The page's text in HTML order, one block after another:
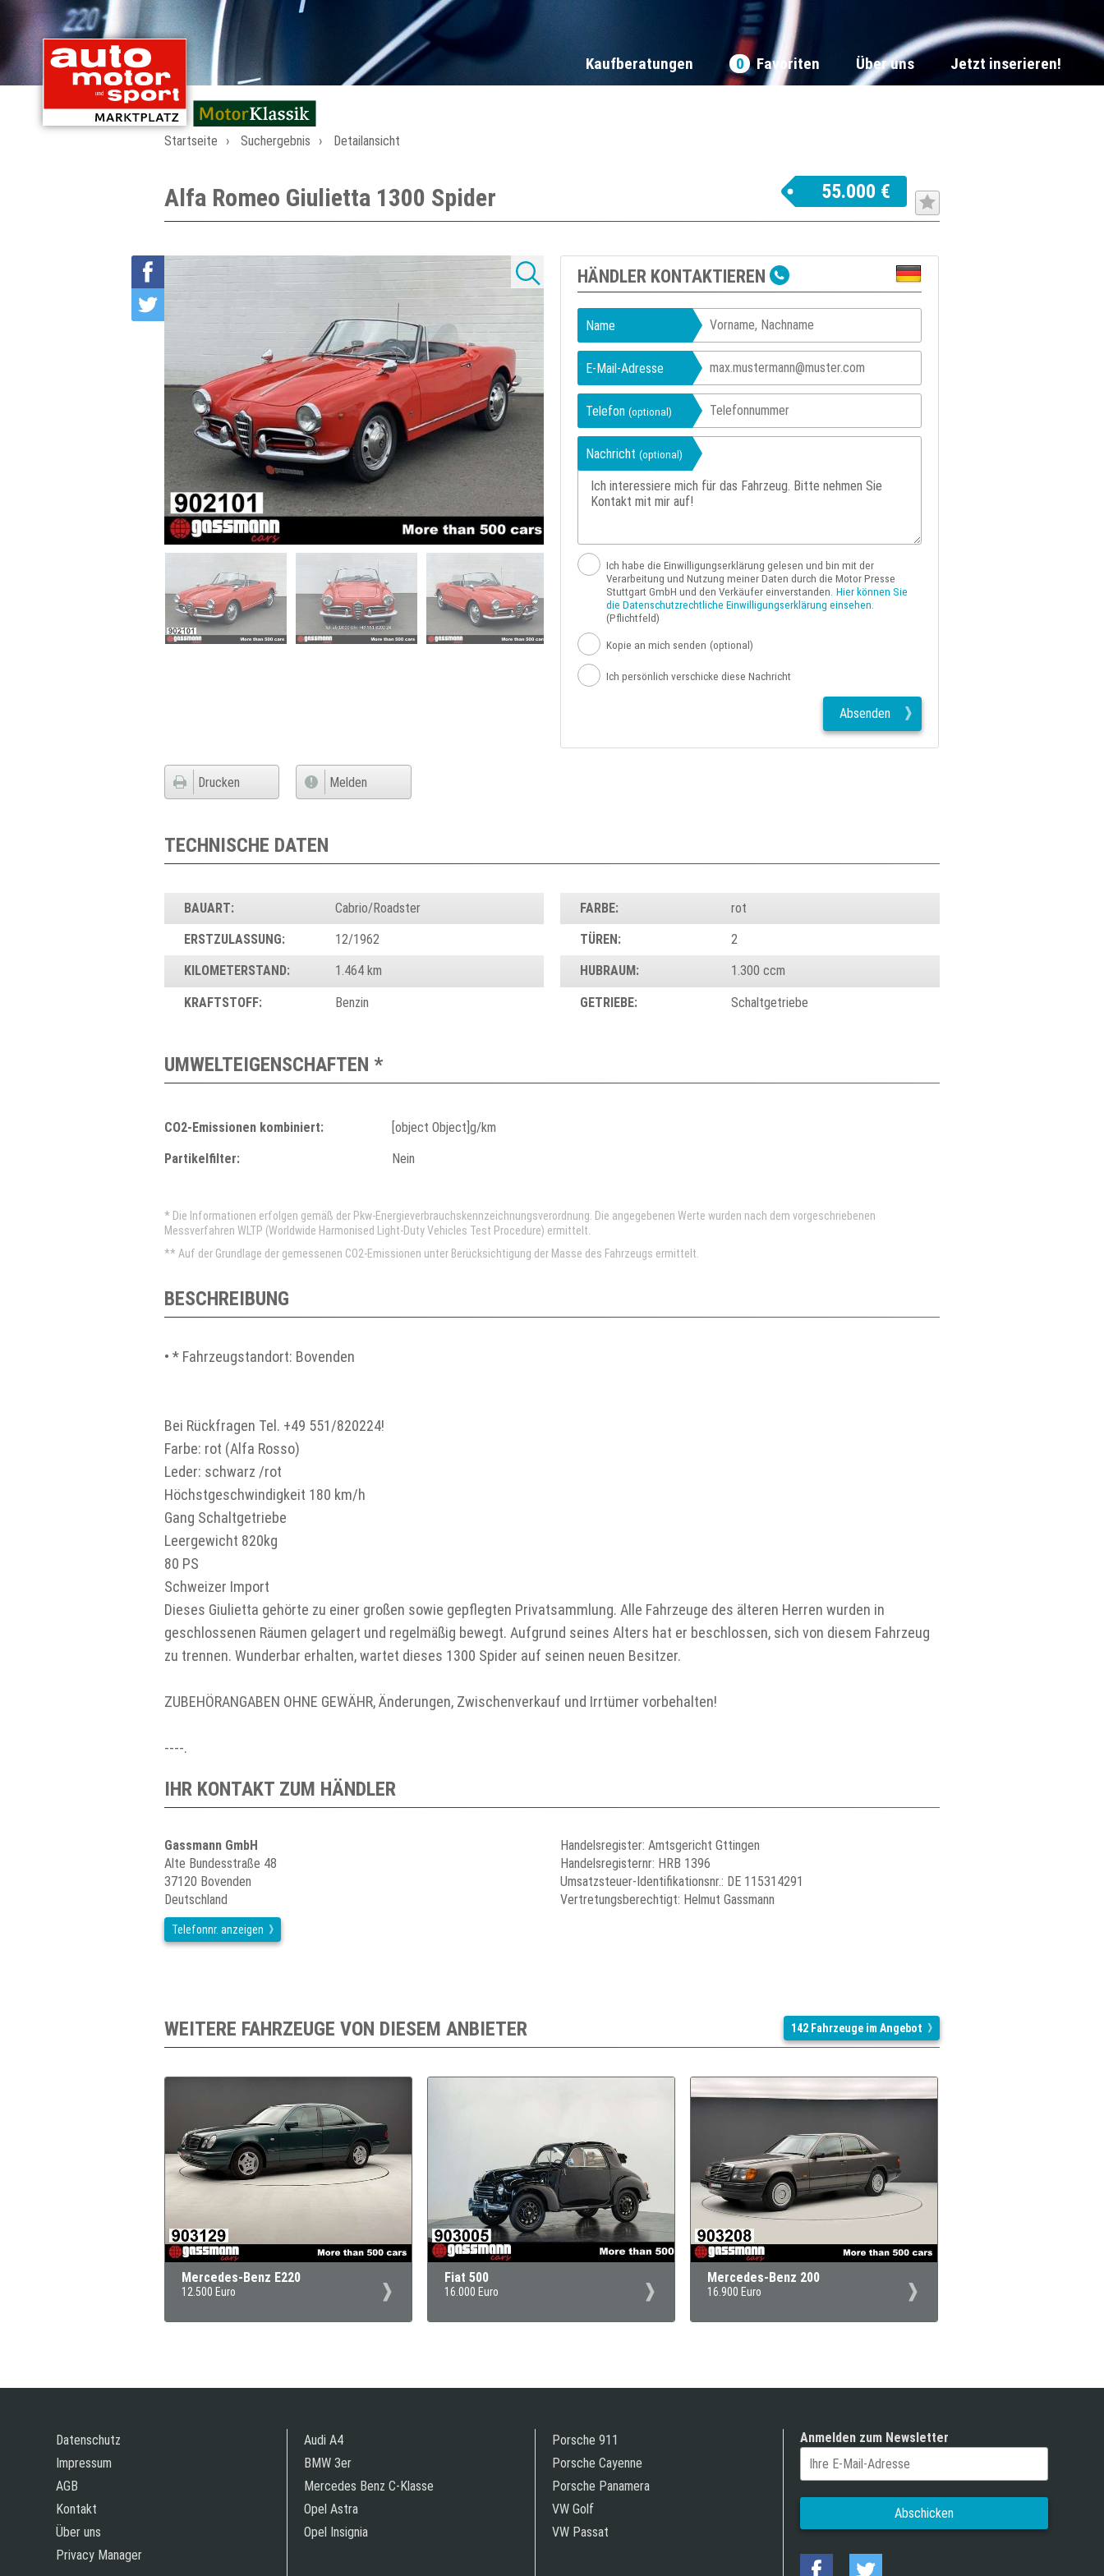
Kaufberatungen 0 Favoriten Über uns Jetzt inserieren!
Startseite Suchergebnis Detailansicht
Alfa Romeo Giulietta 1300 Spider 55.000 €
HÄNDLER KONTAKTIEREN
Name
E-Mail-Adresse
Telefon (optional)
Nachricht (optional)
Ich habe die Einwilligungserklärung gelesen und bin mit der
Verarbeitung und Nutzung meiner Daten durch die Motor Presse
Stuttgart GmbH und den Verkäufer einverstanden. Hier können Sie
die Datenschutzrechtliche Einwilligungserklärung einsehen.
(Pflichtfeld)
Kopie an mich senden (optional)
Ich persönlich verschicke diese Nachricht
Absenden
Drucken Melden
TECHNISCHE DATEN
BAUART: Cabrio/Roadster FARBE: rot
ERSTZULASSUNG: 12/1962 TÜREN: 2
KILOMETERSTAND: 1.464 km HUBRAUM: 1.300 ccm
KRAFTSTOFF: Benzin GETRIEBE: Schaltgetriebe
UMWELTEIGENSCHAFTEN *
CO2-Emissionen kombiniert: [object Object]g/km
Partikelfilter: Nein
* Die Informationen erfolgen gemäß der Pkw-Energieverbrauchskennzeichnungsverordnung. Die angegebenen Werte wurden nach dem vorgeschriebenen
Messverfahren WLTP (Worldwide Harmonised Light-Duty Vehicles Test Procedure) ermittelt.
** Auf der Grundlage der gemessenen CO2-Emissionen unter Berücksichtigung der Masse des Fahrzeugs ermittelt.
BESCHREIBUNG
• * Fahrzeugstandort: Bovenden
Bei Rückfragen Tel. +49 551/820224!
Farbe: rot (Alfa Rosso)
Leder: schwarz /rot
Höchstgeschwindigkeit 180 km/h
Gang Schaltgetriebe
Leergewicht 820kg
80 PS
Schweizer Import
Dieses Giulietta gehörte zu einer großen sowie gepflegten Privatsammlung. Alle Fahrzeuge des älteren Herren wurden in
geschlossenen Räumen gelagert und regelmäßig bewegt. Aufgrund seines Alters hat er beschlossen, sich von diesem Fahrzeug
zu trennen. Wunderbar erhalten, wartet dieses 1300 Spider auf seinen neuen Besitzer.
ZUBEHÖRANGABEN OHNE GEWÄHR, Änderungen, Zwischenverkauf und Irrtümer vorbehalten!
----.
IHR KONTAKT ZUM HÄNDLER
Gassmann GmbH
Alte Bundesstraße 48
37120 Bovenden
Deutschland
Telefonnr. anzeigen
Handelsregister: Amtsgericht Gttingen
Handelsregisternr: HRB 1396
Umsatzsteuer-Identifikationsnr.: DE 115314291
Vertretungsberechtigt: Helmut Gassmann
WEITERE FAHRZEUGE VON DIESEM ANBIETER 142 Fahrzeuge im Angebot
Mercedes-Benz E220
12.500 Euro
Fiat 500
16.000 Euro
Mercedes-Benz 200
16.900 Euro
Datenschutz
Impressum
AGB
Kontakt
Über uns
Privacy Manager
Audi A4
BMW 3er
Mercedes Benz C-Klasse
Opel Astra
Opel Insignia
Porsche 911
Porsche Cayenne
Porsche Panamera
VW Golf
VW Passat
Anmelden zum Newsletter